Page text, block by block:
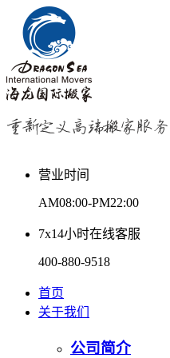
营业时间
AM08:00-PM22:00
7x14小时在线客服
400-880-9518
首页
关于我们
公司简介